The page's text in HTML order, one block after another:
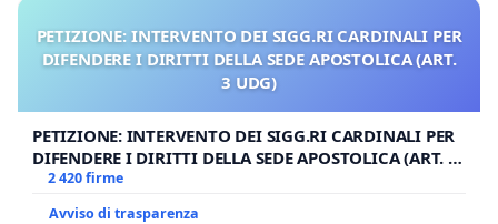
PETIZIONE: INTERVENTO DEI SIGG.RI CARDINALI PER
DIFENDERE I DIRITTI DELLA SEDE APOSTOLICA (ART.
3 UDG)
PETIZIONE: INTERVENTO DEI SIGG.RI CARDINALI PER
DIFENDERE I DIRITTI DELLA SEDE APOSTOLICA (ART. 3
UDG)
2 420 firme
Avviso di trasparenza